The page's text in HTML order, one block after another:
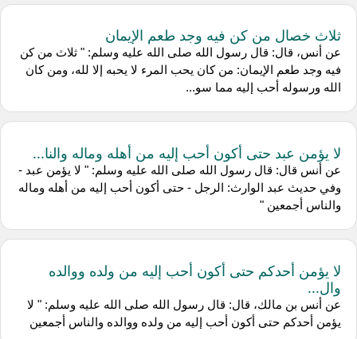
ثلاث خصال من كن فيه وجد طعم الإيمان
عن أنس، قال: قال رسول الله صلى الله عليه وسلم: " ثلاث من كن
فيه وجد طعم الإيمان: من كان يحب المرء لا يحبه إلا لله، ومن كان
الله ورسوله أحب إليه مما سو...
لا يؤمن عبد حتى أكون أحب إليه من أهله وماله والنا...
عن أنس قال: قال رسول الله صلى الله عليه وسلم: " لا يؤمن عبد -
وفي حديث عبد الوارث: الرجل - حتى أكون أحب إليه من أهله وماله
والناس أجمعين "
لا يؤمن أحدكم حتى أكون أحب إليه من ولده ووالده
وال...
عن أنس بن مالك، قال: قال رسول الله صلى الله عليه وسلم: " لا
يؤمن أحدكم حتى أكون أحب إليه من ولده ووالده والناس أجمعين